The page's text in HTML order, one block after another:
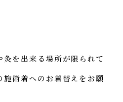
を出来る場所が限られて
施術着へのお着替えをお願